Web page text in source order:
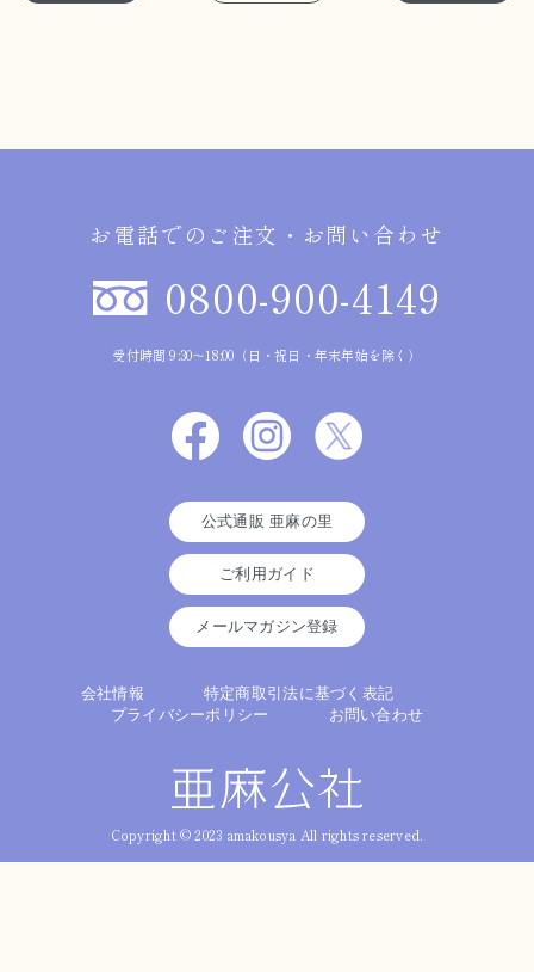
お電話でのご注文・お問い合わせ
0800-900-4149
受付時間 9:30～18:00（日・祝日・年末年始を除く）
公式通販 亜麻の里
ご利用ガイド
メールマガジン登録
会社情報
特定商取引法に基づく表記
プライバシーポリシー
お問い合わせ
Copyright © 2023 amakousya All rights reserved.